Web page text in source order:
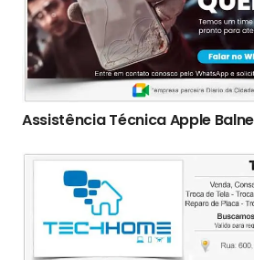
Assistência Técnica Apple